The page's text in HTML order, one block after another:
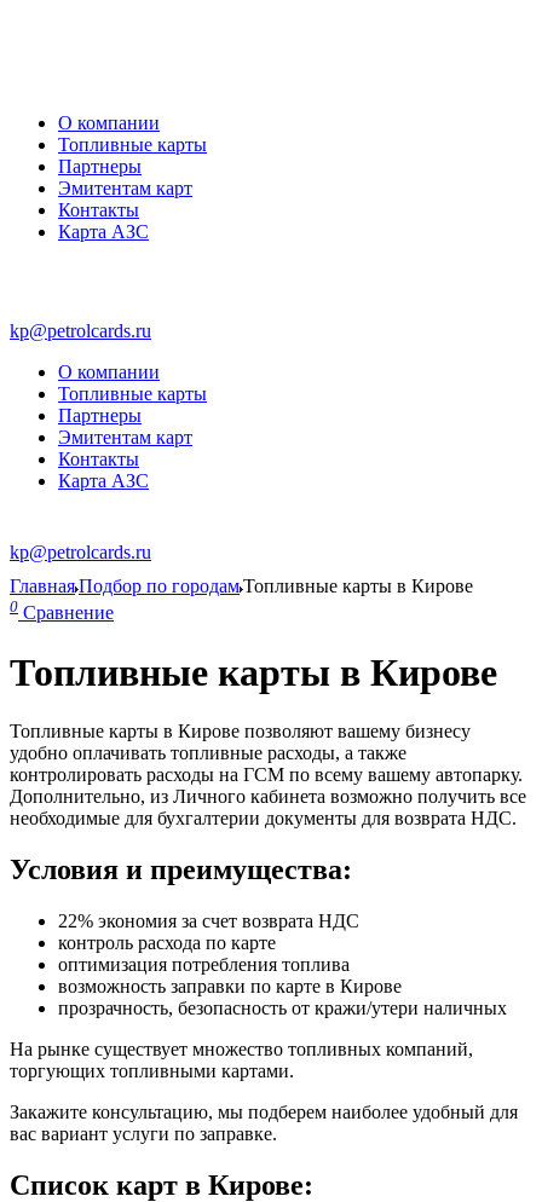
О компании
Топливные карты
Партнеры
Эмитентам карт
Контакты
Карта АЗС
kp@petrolcards.ru
О компании
Топливные карты
Партнеры
Эмитентам карт
Контакты
Карта АЗС
kp@petrolcards.ru
ГлавнаяПодбор по городамТопливные карты в Кирове
0 Сравнение
Топливные карты в Кирове
Топливные карты в Кирове позволяют вашему бизнесу
удобно оплачивать топливные расходы, а также
контролировать расходы на ГСМ по всему вашему автопарку.
Дополнительно, из Личного кабинета возможно получить все
необходимые для бухгалтерии документы для возврата НДС.
Условия и преимущества:
22% экономия за счет возврата НДС
контроль расхода по карте
оптимизация потребления топлива
возможность заправки по карте в Кирове
прозрачность, безопасность от кражи/утери наличных
На рынке существует множество топливных компаний,
торгующих топливными картами.
Закажите консультацию, мы подберем наиболее удобный для
вас вариант услуги по заправке.
Список карт в Кирове: